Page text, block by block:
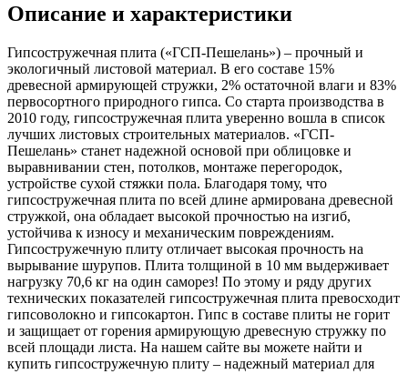
Описание и характеристики
Гипсостружечная плита («ГСП-Пешелань») – прочный и
экологичный листовой материал. В его составе 15%
древесной армирующей стружки, 2% остаточной влаги и 83%
первосортного природного гипса. Со старта производства в
2010 году, гипсостружечная плита уверенно вошла в список
лучших листовых строительных материалов. «ГСП-
Пешелань» станет надежной основой при облицовке и
выравнивании стен, потолков, монтаже перегородок,
устройстве сухой стяжки пола. Благодаря тому, что
гипсостружечная плита по всей длине армирована древесной
стружкой, она обладает высокой прочностью на изгиб,
устойчива к износу и механическим повреждениям.
Гипсостружечную плиту отличает высокая прочность на
вырывание шурупов. Плита толщиной в 10 мм выдерживает
нагрузку 70,6 кг на один саморез! По этому и ряду других
технических показателей гипсостружечная плита превосходит
гипсоволокно и гипсокартон. Гипс в составе плиты не горит
и защищает от горения армирующую древесную стружку по
всей площади листа. На нашем сайте вы можете найти и
купить гипсостружечную плиту – надежный материал для